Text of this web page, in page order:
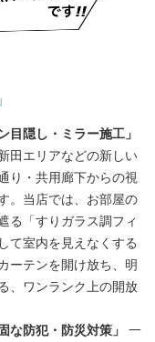
目隠し・ミラー施工」
田エリアなどの新しい
り・共用廊下からの視
。当店では、お部屋の
る「すりガラス調フィ
て室内を見えなくする
ーテンを開け放ち、明
、ワンランク上の開放
な防犯・防災対策」 一